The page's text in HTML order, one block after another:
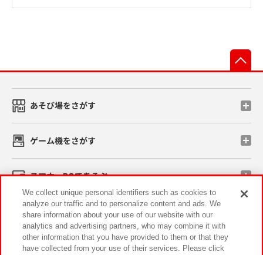
あそび場をさがす
ゲーム機をさがす
スマホ・PCであそぶ
イベント・キャンペーン
We collect unique personal identifiers such as cookies to
analyze our traffic and to personalize content and ads. We
share information about your use of our website with our
analytics and advertising partners, who may combine it with
other information that you have provided to them or that they
have collected from your use of their services. Please click